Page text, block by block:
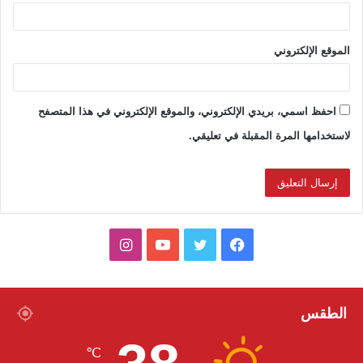
الموقع الإلكتروني
احفظ اسمي، بريدي الإلكتروني، والموقع الإلكتروني في هذا المتصفح
لاستخدامها المرة المقبلة في تعليقي.
ب
ي
الطقس
℃